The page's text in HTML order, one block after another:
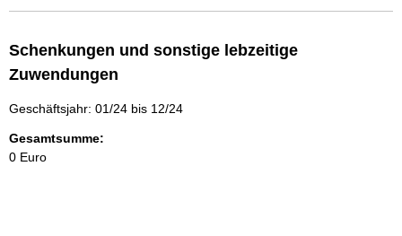
Schenkungen und sonstige lebzeitige
Zuwendungen
Geschäftsjahr: 01/24 bis 12/24
Gesamtsumme:
0 Euro